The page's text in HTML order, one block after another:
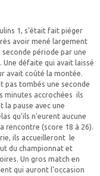
1, s'était fait piéger
avoir mené largement
période par une
défaite qui avait laissé
avait coûté la montée.
pas tombés une seconde
minutes accrochées ils
la pause avec une
qu'ils n'eurent aucune
rencontre (score 18 à 26).
ils accueilleront le
du championnat et
Un gros match en
qui auront l'occasion